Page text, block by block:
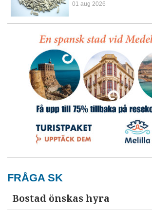
01 aug 2026
FRÅGA SK
Bostad önskas hyra